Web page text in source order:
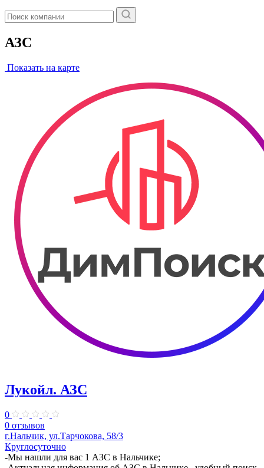
АЗС
Показать на карте
Лукойл. АЗС
0
0 отзывов
г.Нальчик, ул.Тарчокова, 58/3
Круглосуточно
-Мы нашли для вас 1 АЗС в Нальчике;